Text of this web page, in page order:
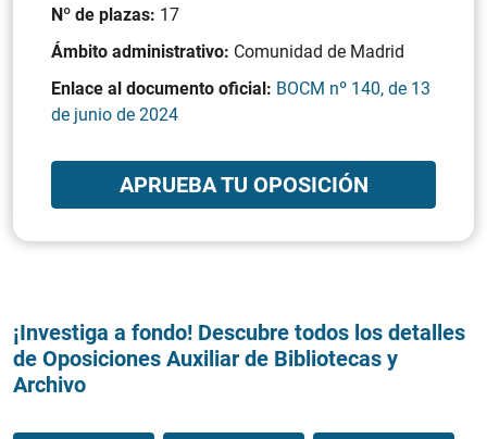
Nº de plazas: 17
Ámbito administrativo: Comunidad de Madrid
Enlace al documento oficial: BOCM nº 140, de 13
de junio de 2024
APRUEBA TU OPOSICIÓN
¡Investiga a fondo! Descubre todos los detalles
de Oposiciones Auxiliar de Bibliotecas y
Archivo